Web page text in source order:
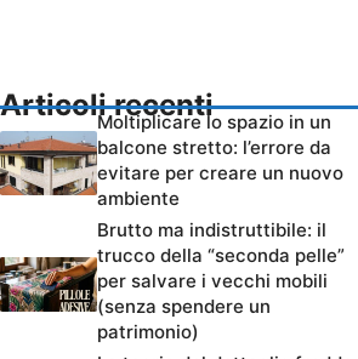
Articoli recenti
Moltiplicare lo spazio in un
balcone stretto: l’errore da
evitare per creare un nuovo
ambiente
Brutto ma indistruttibile: il
trucco della “seconda pelle”
per salvare i vecchi mobili
(senza spendere un
patrimonio)